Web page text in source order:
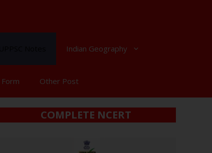
Indian Geography
Form Other Post
COMPLETE NCERT